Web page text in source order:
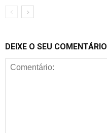
DEIXE O SEU COMENTÁRIO